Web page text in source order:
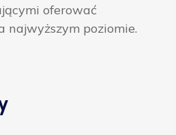
oferować
najwyższym poziomie.